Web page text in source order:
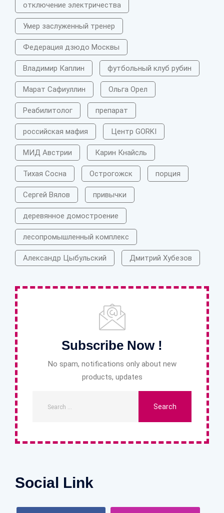
отключение электричества
Умер заслуженный тренер
Федерация дзюдо Москвы
Владимир Каплин футбольный клуб рубин
Марат Сафиуллин Ольга Орел
Реабилитолог препарат
российская мафия Центр GORKI
МИД Австрии Карин Кнайсль
Тихая Сосна Острогожск порция
Сергей Вялов привычки
деревянное домостроение
лесопромышленный комплекс
Александр Цыбульский Дмитрий Хубезов
Subscribe Now !
No spam, notifications only about new
products, updates
Social Link